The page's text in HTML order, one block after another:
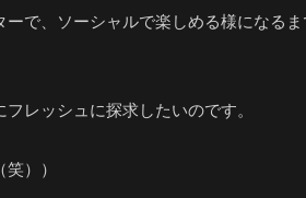
で、ソーシャルで楽しめる様になる
レッシュに探求したいのです。
））